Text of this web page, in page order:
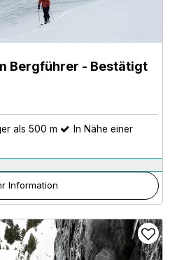
Bergführer - Bestätigt
als 500 m
In Nähe einer
Information